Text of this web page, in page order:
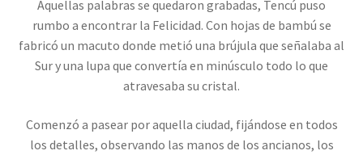
Aquellas palabras se quedaron grabadas, Tencú puso
rumbo a encontrar la Felicidad. Con hojas de bambú se
fabricó un macuto donde metió una brújula que señalaba al
Sur y una lupa que convertía en minúsculo todo lo que
atravesaba su cristal.
Comenzó a pasear por aquella ciudad, fijándose en todos
los detalles, observando las manos de los ancianos, los